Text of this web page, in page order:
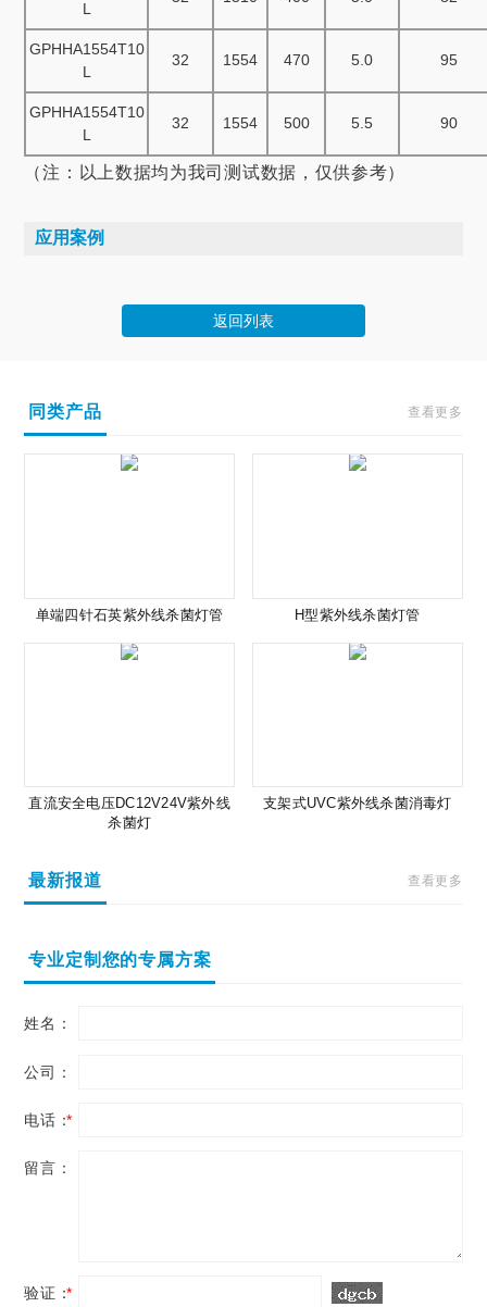
L
GPHHA1554T10
L
32 1554 470 5.0 95
GPHHA1554T10
L
32 1554 500 5.5 90
（注：以上数据均为我司测试数据，仅供参考）
应用案例
返回列表
同类产品 查看更多
单端四针石英紫外线杀菌灯管 H型紫外线杀菌灯管
直流安全电压DC12V24V紫外线
杀菌灯
支架式UVC紫外线杀菌消毒灯
最新报道 查看更多
专业定制您的专属方案
姓名：
公司：
电话：
*
留言：
验证：
*